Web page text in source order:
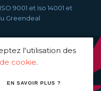
9001 et Iso 14001 et
Greendeal
Materia Nova -
center
l'utilisation des
cookie.
EN SAVOIR PLUS ?